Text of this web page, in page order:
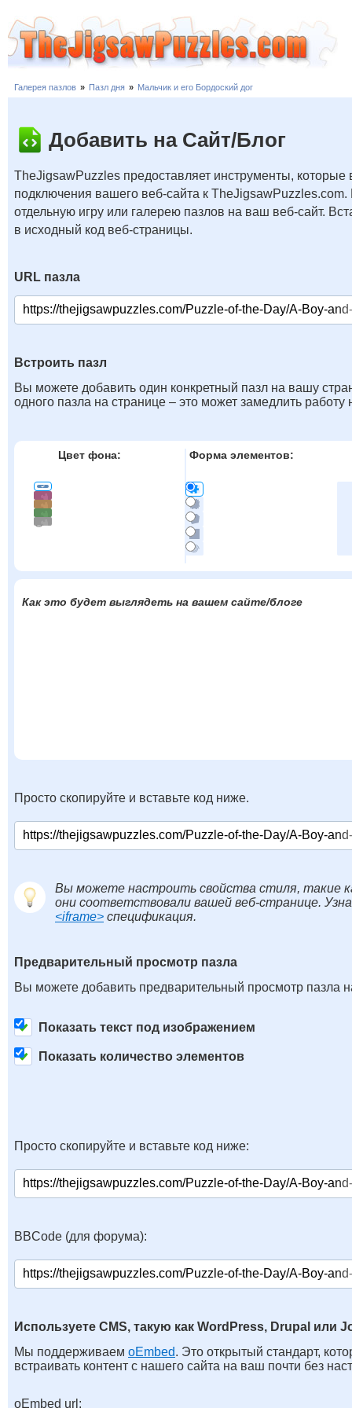
Галерея пазлов » Пазл дня » Мальчик и его Бордоский дог
Добавить на Сайт/Блог
TheJigsawPuzzles предоставляет инструменты, которые
подключения вашего веб-сайта к
отдельную игру или галерею пазлов на ваш веб-сайт.
в исходный код веб-страницы.
URL пазла
Встроить пазл
Вы можете добавить один конкретный пазл на вашу
одного пазла на странице – это может замедлить
Цвет фона: Форма элементов:
Как это будет выглядеть на вашем сайте/блоге
Просто скопируйте и вставьте код ниже.
Вы можете настроить свойства стиля, такие
они соответствовали вашей веб-странице.
<iframe> спецификация.
Предварительный просмотр пазла
Вы можете добавить предварительный просмотр пазла
Показать текст под изображением
Показать количество элементов
Просто скопируйте и вставьте код ниже:
BBCode (для форума):
Используете CMS, такую как WordPress, Drupal или
Мы поддерживаем oEmbed. Это открытый стандарт,
встраивать контент с нашего сайта на ваш почти без
oEmbed url: